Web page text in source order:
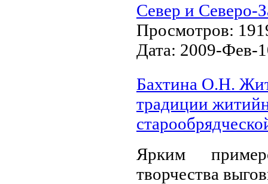
Север и Северо-
Просмотров:
Дата: 2009-Фев-
Бахтина О.Н.
традиции
Ярким
творчества